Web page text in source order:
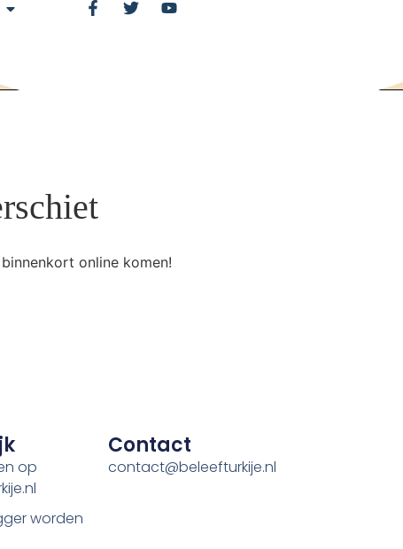
online komen!
op
worden
Contact
contact@beleefturkije.nl